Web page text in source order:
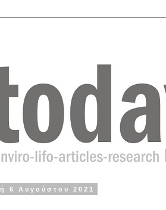
6 Αυγούστου 2021